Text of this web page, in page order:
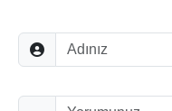
Adınız
Düşünceleriniz